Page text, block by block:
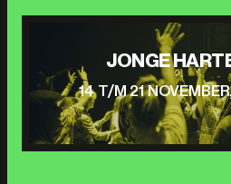
JONGE
14 T/M 21